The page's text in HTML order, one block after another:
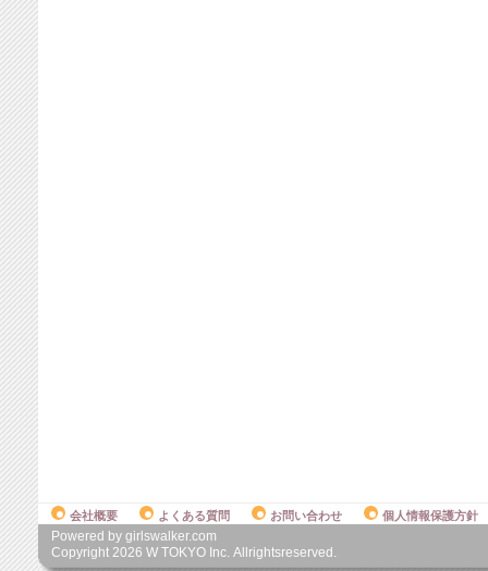
会社概要 よくある質問 お問い合わせ 個人情報保護方針
Powered by girlswalker.com
Copyright 2026 W TOKYO Inc. Allrightsreserved.